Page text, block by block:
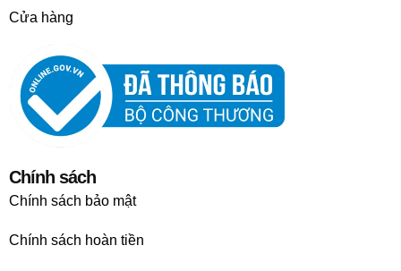
Cửa hàng
Chính sách
Chính sách bảo mật
Chính sách hoàn tiền